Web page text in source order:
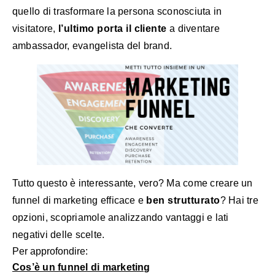
quello di trasformare la persona sconosciuta in
visitatore,
l’ultimo porta il cliente a diventare
ambassador, evangelista del brand.
Tutto questo è interessante, vero? Ma come creare un
funnel di marketing efficace e ben strutturato? Hai tre
opzioni, scopriamole analizzando vantaggi e lati
negativi delle scelte.
Per approfondire:
Cos’è un funnel di marketing